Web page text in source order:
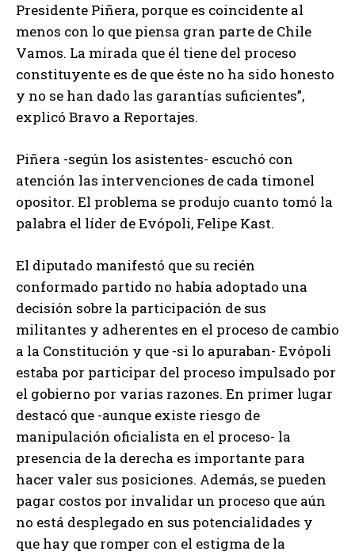
Presidente Piñera, porque es coincidente al
menos con lo que piensa gran parte de Chile
Vamos. La mirada que él tiene del proceso
constituyente es de que éste no ha sido honesto
y no se han dado las garantías suficientes”,
explicó Bravo a Reportajes.
Piñera -según los asistentes- escuchó con
atención las intervenciones de cada timonel
opositor. El problema se produjo cuanto tomó la
palabra el líder de Evópoli, Felipe Kast.
El diputado manifestó que su recién
conformado partido no había adoptado una
decisión sobre la participación de sus
militantes y adherentes en el proceso de cambio
a la Constitución y que -si lo apuraban- Evópoli
estaba por participar del proceso impulsado por
el gobierno por varias razones. En primer lugar
destacó que -aunque existe riesgo de
manipulación oficialista en el proceso- la
presencia de la derecha es importante para
hacer valer sus posiciones. Además, se pueden
pagar costos por invalidar un proceso que aún
no está desplegado en sus potencialidades y
que hay que romper con el estigma de la